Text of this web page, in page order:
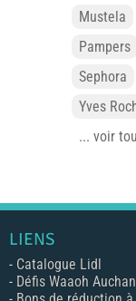
Mustela
Pampers
Sephora
Yves
... voir
LIENS
- Catalogue Lidl
- Défis Waaoh Auchan